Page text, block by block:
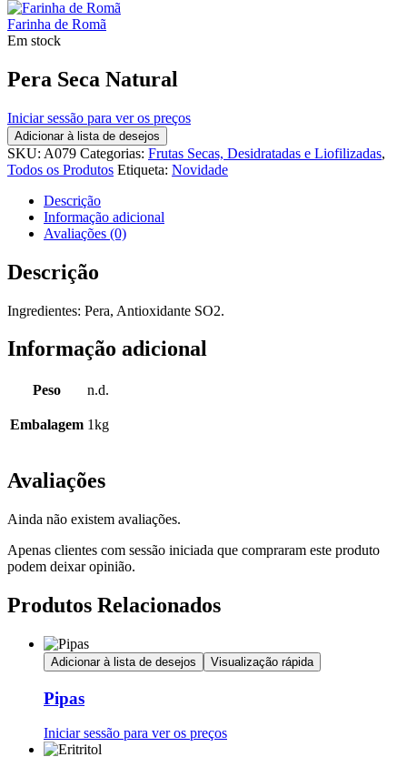
Farinha de Romã
Em stock
Pera Seca Natural
Iniciar sessão para ver os preços
Adicionar à lista de desejos
SKU: A079 Categorias: Frutas Secas, Desidratadas e Liofilizadas,
Todos os Produtos Etiqueta: Novidade
Descrição
Informação adicional
Avaliações (0)
Descrição
Ingredientes: Pera, Antioxidante SO2.
Informação adicional
Peso n.d.
Embalagem 1kg
Avaliações
Ainda não existem avaliações.
Apenas clientes com sessão iniciada que compraram este produto
podem deixar opinião.
Produtos Relacionados
Adicionar à lista de desejos Visualização rápida
Pipas
Iniciar sessão para ver os preços